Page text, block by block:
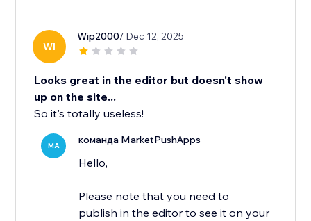
WI
Wip2000/ Dec 12, 2025
Looks great in the editor but doesn't show
up on the site...
So it's totally useless!
MA команда MarketPushApps
Hello,
Please note that you need to
publish in the editor to see it on your